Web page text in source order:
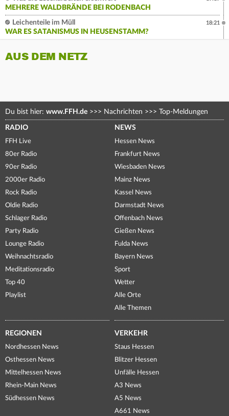
MEHRERE WALDBRÄNDE BEI RODENBACH
Leichenteile im Müll
WAR ES SATANISMUS IN HEUSENSTAMM?
18:21
AUS DEM NETZ
Du bist hier: www.FFH.de >>> Nachrichten >>> Top-Meldungen
RADIO
FFH Live
80er Radio
90er Radio
2000er Radio
Rock Radio
Oldie Radio
Schlager Radio
Party Radio
Lounge Radio
Weihnachtsradio
Meditationsradio
Top 40
Playlist
NEWS
Hessen News
Frankfurt News
Wiesbaden News
Mainz News
Kassel News
Darmstadt News
Offenbach News
Gießen News
Fulda News
Bayern News
Sport
Wetter
Alle Orte
Alle Themen
REGIONEN
Nordhessen News
Osthessen News
Mittelhessen News
Rhein-Main News
Südhessen News
VERKEHR
Staus Hessen
Blitzer Hessen
Unfälle Hessen
A3 News
A5 News
A661 News